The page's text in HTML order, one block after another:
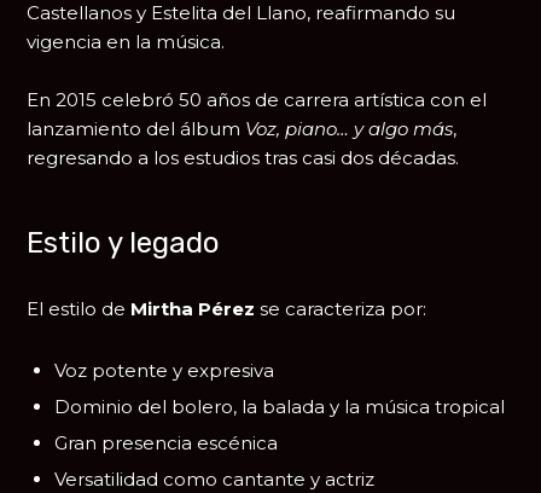
Castellanos y Estelita del Llano, reafirmando su
vigencia en la música.
En 2015 celebró 50 años de carrera artística con el
lanzamiento del álbum Voz, piano… y algo más,
regresando a los estudios tras casi dos décadas.
Estilo y legado
El estilo de Mirtha Pérez se caracteriza por:
Voz potente y expresiva
Dominio del bolero, la balada y la música tropical
Gran presencia escénica
Versatilidad como cantante y actriz